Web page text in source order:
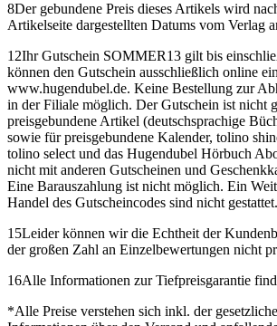
8Der gebundene Preis dieses Artikels wird
Artikelseite dargestellten Datums vom Verlag
12Ihr Gutschein SOMMER13 gilt bis
können den Gutschein ausschließlich online
www.hugendubel.de. Keine Bestellung zur
in der Filiale möglich. Der Gutschein ist nicht
preisgebundene Artikel (deutschsprachige
sowie für preisgebundene Kalender, tolino
tolino select und das Hugendubel Hörbuch
nicht mit anderen Gutscheinen und
Eine Barauszahlung ist nicht möglich. Ein
Handel des Gutscheincodes sind nicht gestattet.
15Leider können wir die Echtheit der
der großen Zahl an Einzelbewertungen nicht
16Alle Informationen zur Tiefpreisgarantie
*Alle Preise verstehen sich inkl. der